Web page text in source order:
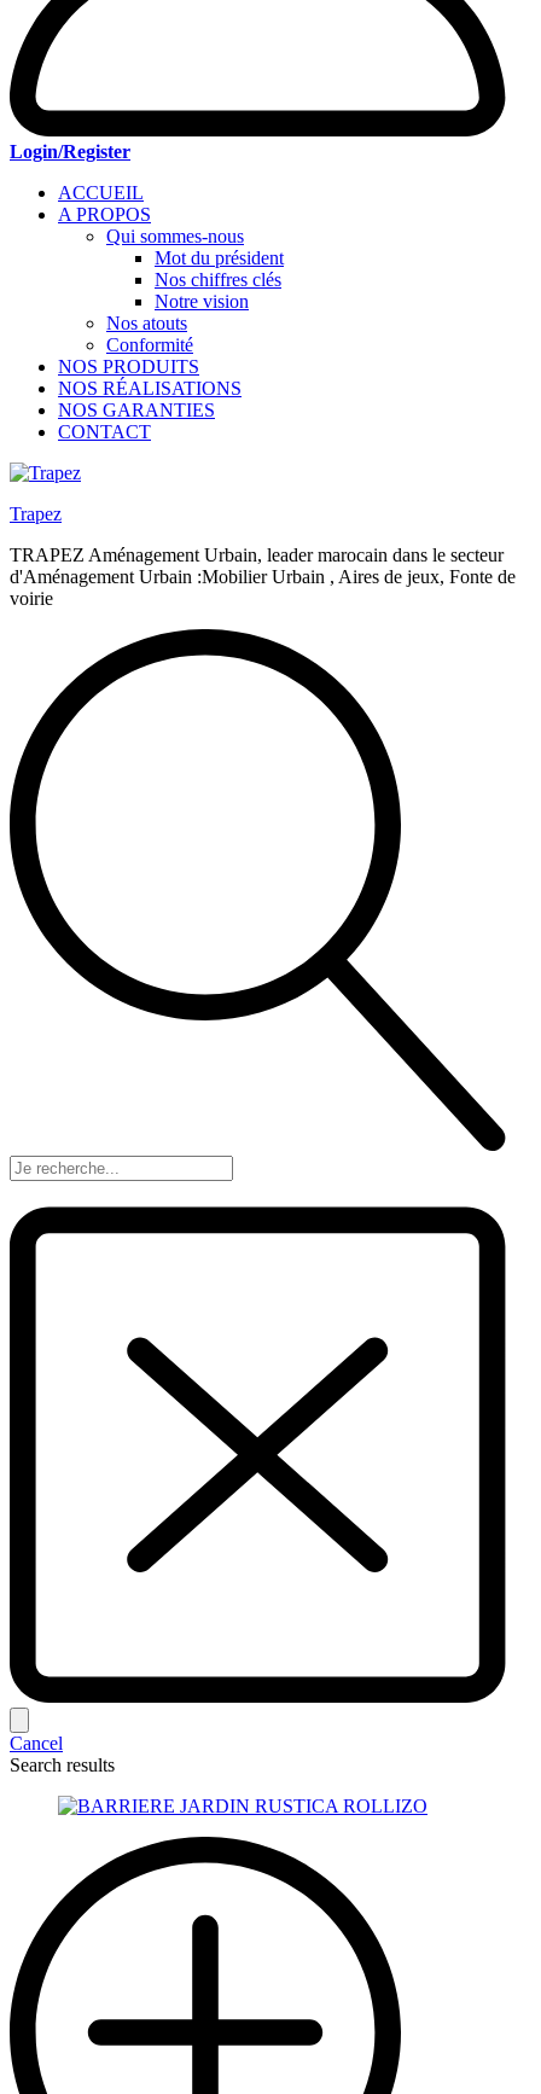
Login/Register
ACCUEIL
A PROPOS
Qui sommes-nous
Mot du président
Nos chiffres clés
Notre vision
Nos atouts
Conformité
NOS PRODUITS
NOS RÉALISATIONS
NOS GARANTIES
CONTACT
Trapez
TRAPEZ Aménagement Urbain, leader marocain dans le secteur
d'Aménagement Urbain :Mobilier Urbain , Aires de jeux, Fonte de
voirie
Cancel
Search results